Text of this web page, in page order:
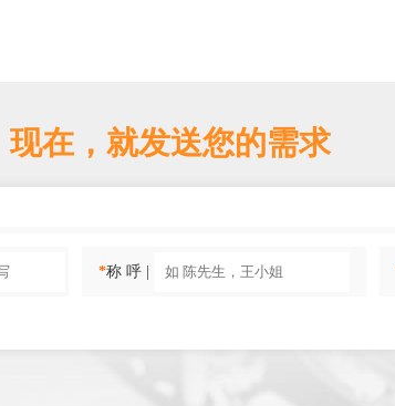
现在，就发送您的需求
*称 呼 |